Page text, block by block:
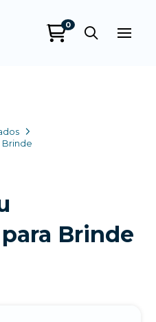
0
Brinde
Brinde